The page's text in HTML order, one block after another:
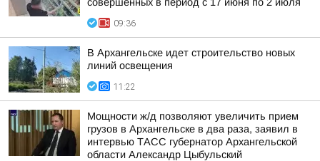
09:36
В Архангельске идет строительство новых
линий освещения
11:22
Мощности ж/д позволяют увеличить прием
грузов в Архангельске в два раза, заявил в
интервью ТАСС губернатор Архангельской
области Александр Цыбульский